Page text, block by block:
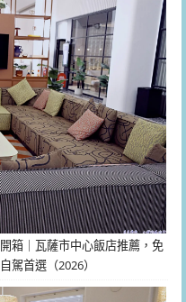
箱｜瓦薩市中心飯店推薦，免
駕首選（2026）